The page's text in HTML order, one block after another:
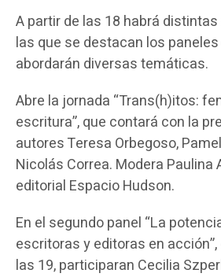
A partir de las 18 habrá
las que se destacan los
abordarán diversas temáticas.
Abre la jornada “Trans(h)itos:
escritura”, que contará con la
autores Teresa Orbegoso,
Nicolás Correa. Modera Paulina
editorial Espacio Hudson.
En el segundo panel “La
escritoras y editoras en
las 19, participaran Cecilia